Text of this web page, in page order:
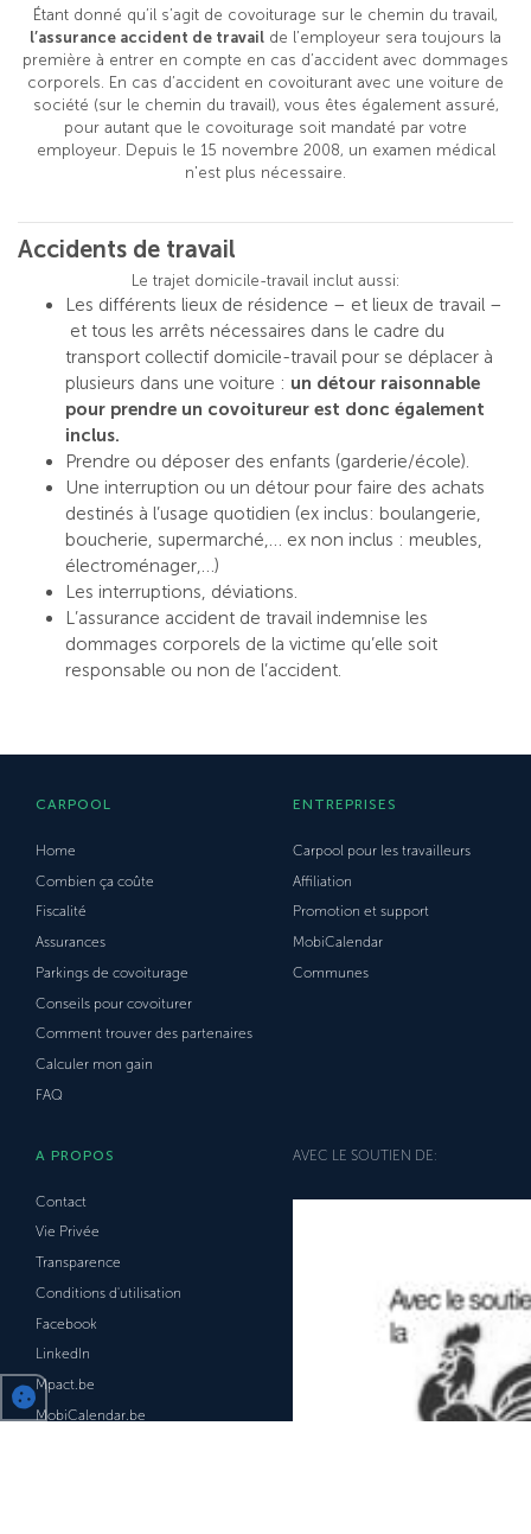
Étant donné qu’il s’agit de covoiturage sur le chemin du travail,
l’assurance accident de travail de l’employeur sera toujours la
première à entrer en compte en cas d’accident avec dommages
corporels. En cas d’accident en covoiturant avec une voiture de
société (sur le chemin du travail), vous êtes également assuré,
pour autant que le covoiturage soit mandaté par votre
employeur. Depuis le 15 novembre 2008, un examen médical
n'est plus nécessaire.
Accidents de travail
Le trajet domicile-travail inclut aussi:
Les différents lieux de résidence – et lieux de travail –
et tous les arrêts nécessaires dans le cadre du
transport collectif domicile-travail pour se déplacer à
plusieurs dans une voiture : un détour raisonnable
pour prendre un covoitureur est donc également
inclus.
Prendre ou déposer des enfants (garderie/école).
Une interruption ou un détour pour faire des achats
destinés à l’usage quotidien (ex inclus: boulangerie,
boucherie, supermarché,… ex non inclus : meubles,
électroménager,…)
Les interruptions, déviations.
L’assurance accident de travail indemnise les
dommages corporels de la victime qu’elle soit
responsable ou non de l’accident.
CARPOOL
Home
Combien ça coûte
Fiscalité
Assurances
Parkings de covoiturage
Conseils pour covoiturer
Comment trouver des partenaires
Calculer mon gain
FAQ
ENTREPRISES
Carpool pour les travailleurs
Affiliation
Promotion et support
MobiCalendar
Communes
A PROPOS
Contact
Vie Privée
Transparence
Conditions d'utilisation
Facebook
LinkedIn
Mpact.be
MobiCalendar.be
AVEC LE SOUTIEN DE: